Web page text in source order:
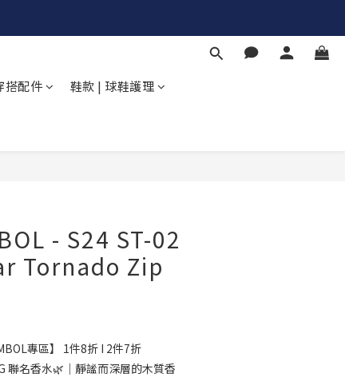
搭配件
鞋款 | 球鞋護理
- S24 ST-02
Tornado Zip
專區】 1件8折 I 2件7折
聯名香水🌿｜靜謐而深層的木質香